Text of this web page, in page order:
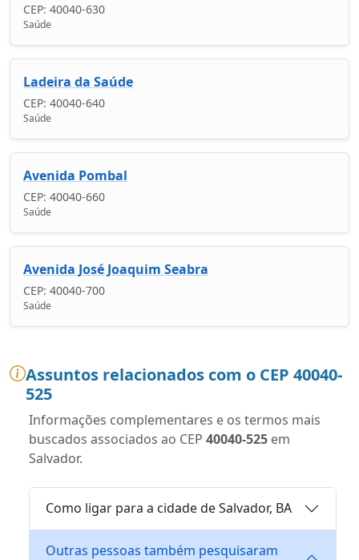
CEP: 40040-630
Saúde
Ladeira da Saúde
CEP: 40040-640
Saúde
Avenida Pombal
CEP: 40040-660
Saúde
Avenida José Joaquim Seabra
CEP: 40040-700
Saúde
Assuntos relacionados com o CEP 40040-
525
Informações complementares e os termos mais
buscados associados ao CEP 40040-525 em
Salvador.
Como ligar para a cidade de Salvador, BA
Outras pessoas também pesquisaram